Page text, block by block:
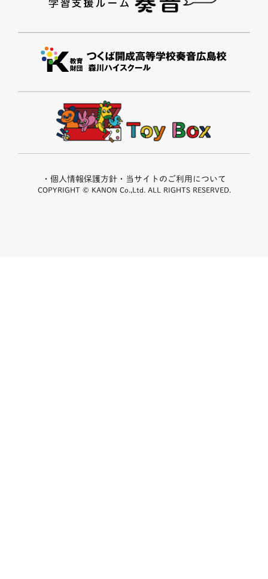
COPYRIGHT © KANON Co.,Ltd. ALL RIGHTS RESERVED.
・個人情報保護方針 ・当サイトのご利用について